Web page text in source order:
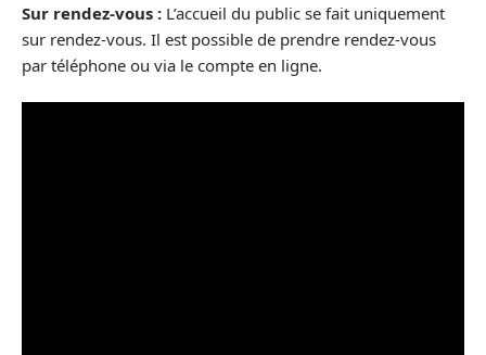
Sur rendez-vous : L’accueil du public se fait uniquement
sur rendez-vous. Il est possible de prendre rendez-vous
par téléphone ou via le compte en ligne.